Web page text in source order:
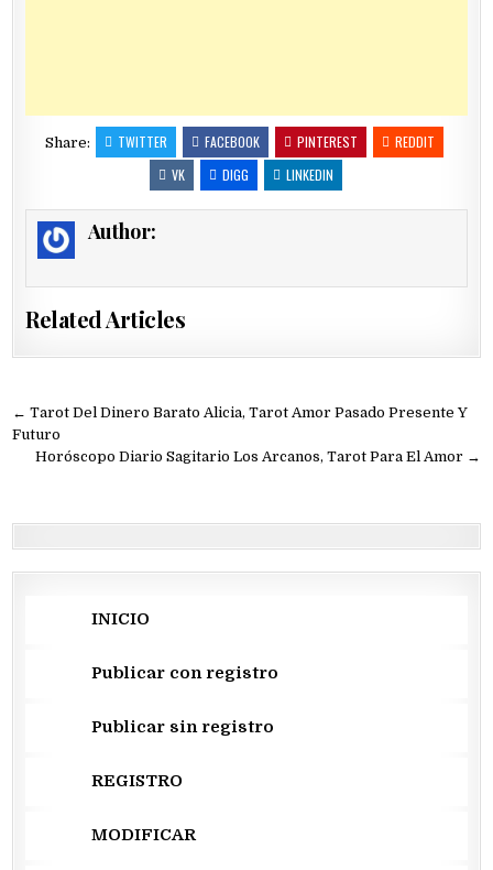
Share: TWITTER FACEBOOK PINTEREST
REDDIT
VK
DIGG LINKEDIN
Author:
Related Articles
Navegación
de
entradas
← Tarot Del Dinero Barato Alicia, Tarot Amor Pasado Presente Y
Futuro
Horóscopo Diario Sagitario Los Arcanos, Tarot Para El Amor →
INICIO
Publicar con registro
Publicar sin registro
REGISTRO
MODIFICAR